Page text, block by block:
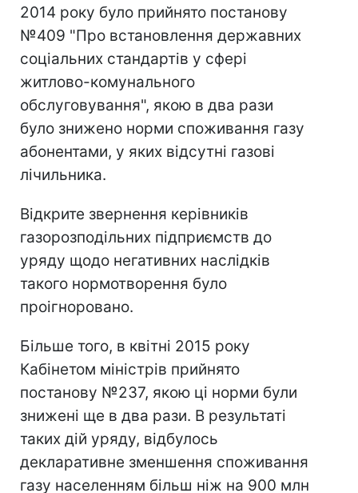
2014 року було прийнято постанову
№409 "Про встановлення державних
соціальних стандартів у сфері
житлово-комунального
обслуговування", якою в два рази
було знижено норми споживання газу
абонентами, у яких відсутні газові
лічильника.
Відкрите звернення керівників
газорозподільних підприємств до
уряду щодо негативних наслідків
такого нормотворення було
проігноровано.
Більше того, в квітні 2015 року
Кабінетом міністрів прийнято
постанову №237, якою ці норми були
знижені ще в два рази. В результаті
таких дій уряду, відбулось
декларативне зменшення споживання
газу населенням більш ніж на 900 млн